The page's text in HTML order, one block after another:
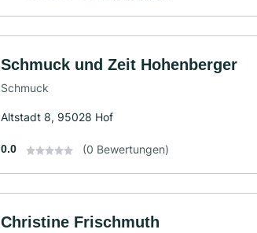
Schmuck und Zeit Hohenberger
Schmuck
Altstadt 8, 95028 Hof
0.0 (0 Bewertungen)
Christine Frischmuth